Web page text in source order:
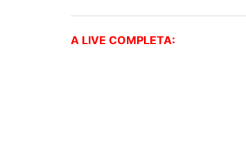
A LIVE COMPLETA: